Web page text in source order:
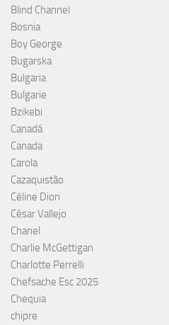
Blind Channel
Bosnia
Boy George
Bugarska
Bulgaria
Bulgarie
Bzikebi
Canadá
Canada
Carola
Cazaquistão
Céline Dion
César Vallejo
Chanel
Charlie McGettigan
Charlotte Perrelli
Chefsache Esc 2025
Chequia
chipre